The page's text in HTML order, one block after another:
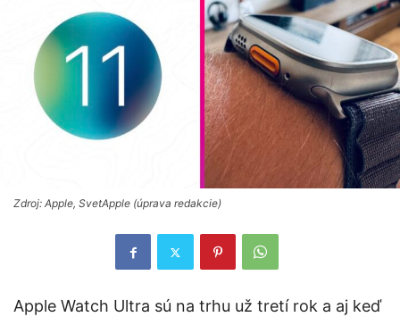
Zdroj: Apple, SvetApple (úprava redakcie)
Apple Watch Ultra sú na trhu už tretí rok a aj keď